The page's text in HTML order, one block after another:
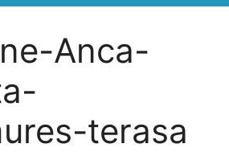
Anca-
terasa